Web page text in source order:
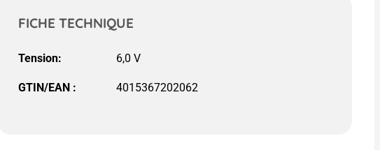
FICHE TECHNIQUE
Tension: 6,0 V
GTIN/EAN : 4015367202062